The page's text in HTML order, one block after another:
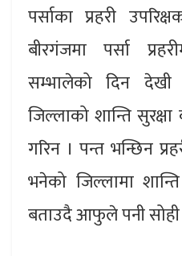
पर्साका प्रहरी
बीरगंजमा पर्सा
सम्भालेको दिन देखी
जिल्लाको शान्ति
गरिन । पन्त भन्छिन
भनेको जिल्लामा
बताउदै आफुले पनी सोही